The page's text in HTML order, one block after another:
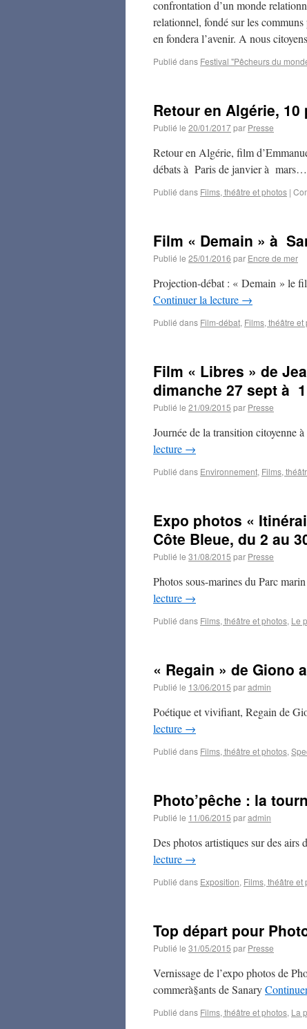
confrontation d’un monde
relationnel, fondé sur les
en fondera l’avenir. A nous
Publié dans Festival "Pêcheurs du
Retour en Algérie,
Publié le 20/01/2017par Presse
Retour en Algérie, film
débats à Paris de janvier à mars…
Publié dans Films, théâtre et photos |
Film « Demain » à
Publié le 25/01/2016 par Encre de mer
Projection-débat : « Demain » le
Continuer la lecture →
Publié dans Film-débat, Films, théâtre et
Film « Libres » de
dimanche 27 sept à
Publié le 21/09/2015 par Presse
Journée de la transition citoyenne
lecture →
Publié dans Environnement, Films,
Expo photos «
Côte Bleue, du 2 au
Publié le 31/08/2015 par Presse
Photos sous-marines du Parc
lecture →
Publié dans Films, théâtre et photos, Le
« Regain » de Giono
Publié le 13/06/2015 paradmin
Poétique et vivifiant, Regain de
lecture →
Publié dans Films, théâtre et photos,
Photo’pêche : la
Publié le 11/06/2015 paradmin
Des photos artistiques sur des airs
lecture →
Publié dans Exposition, Films, théâtre et
Top départ pour
Publié le 31/05/2015 par Presse
Vernissage de l’expo photos de
commerà§ants de Sanary
Publié dans Films, théâtre et photos, La